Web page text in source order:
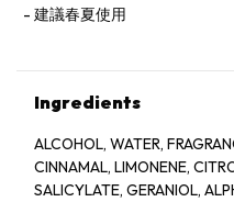
建議春夏使用
Ingredients
ALCOHOL, WATER,
CINNAMAL, LIMONENE, CITRONELLOL,
SALICYLATE, GERANIOL,